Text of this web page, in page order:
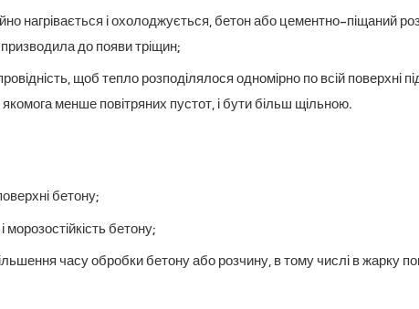
нагрівається і охолоджується, бетон або цементно-піщаний
до появи тріщин;
щоб тепло розподілялося одномірно по всій поверхні
менше повітряних пустот, і бути більш щільною.
бетону;
морозостійкість бетону;
часу обробки бетону або розчину, в тому числі в жарку